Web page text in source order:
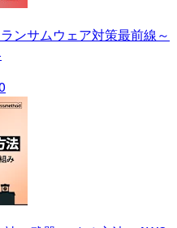
ンサムウェア対策最前線～